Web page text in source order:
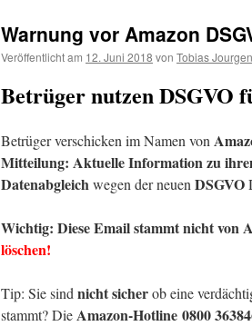
Warnung vor Amazon
Veröffentlicht am 12. Juni 2018 von Tobias
Betrüger nutzen DSGVO
Betrüger verschicken im Namen von
Mitteilung: Aktuelle Information zu
Datenabgleich wegen der neuen DSGVO
Wichtig: Diese Email stammt nicht von
löschen!
Tip: Sie sind nicht sicherob eine
stammt? Die Amazon-Hotline 0800